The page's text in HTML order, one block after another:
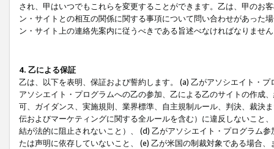
され、甲はいつでもこれらを変更することができます。乙は、甲のお
ン・サイトとの相互の関係に関する事項について問い合わせがあった
ン・サイト上の連絡先案内に従うべきである旨述べなければなりませ
4. 乙による保証
乙は、以下を表明、保証および誓約します。 (a) 乙がアソシエイト・
アソシエイト・プログラムへの乙の参加、乙による乙のサイトの作成
可、ガイダンス、実施規則、業界標準、自主規制ルール、判決、裁決
伝およびマーケティングに関する全ルールを含む）に違反しないこと
結が法的に阻止されないこと）、 (d) 乙がアソシエイト・プログラム
たは声明に依存していないこと、 (e) 乙が米国の制裁対象である場合